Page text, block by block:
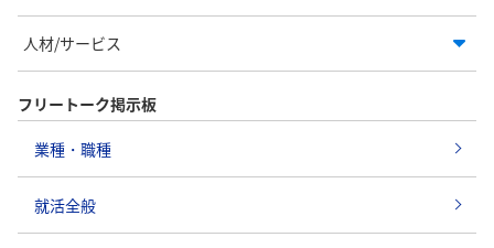
人材/サービス
フリートーク掲示板
業種・職種
就活全般